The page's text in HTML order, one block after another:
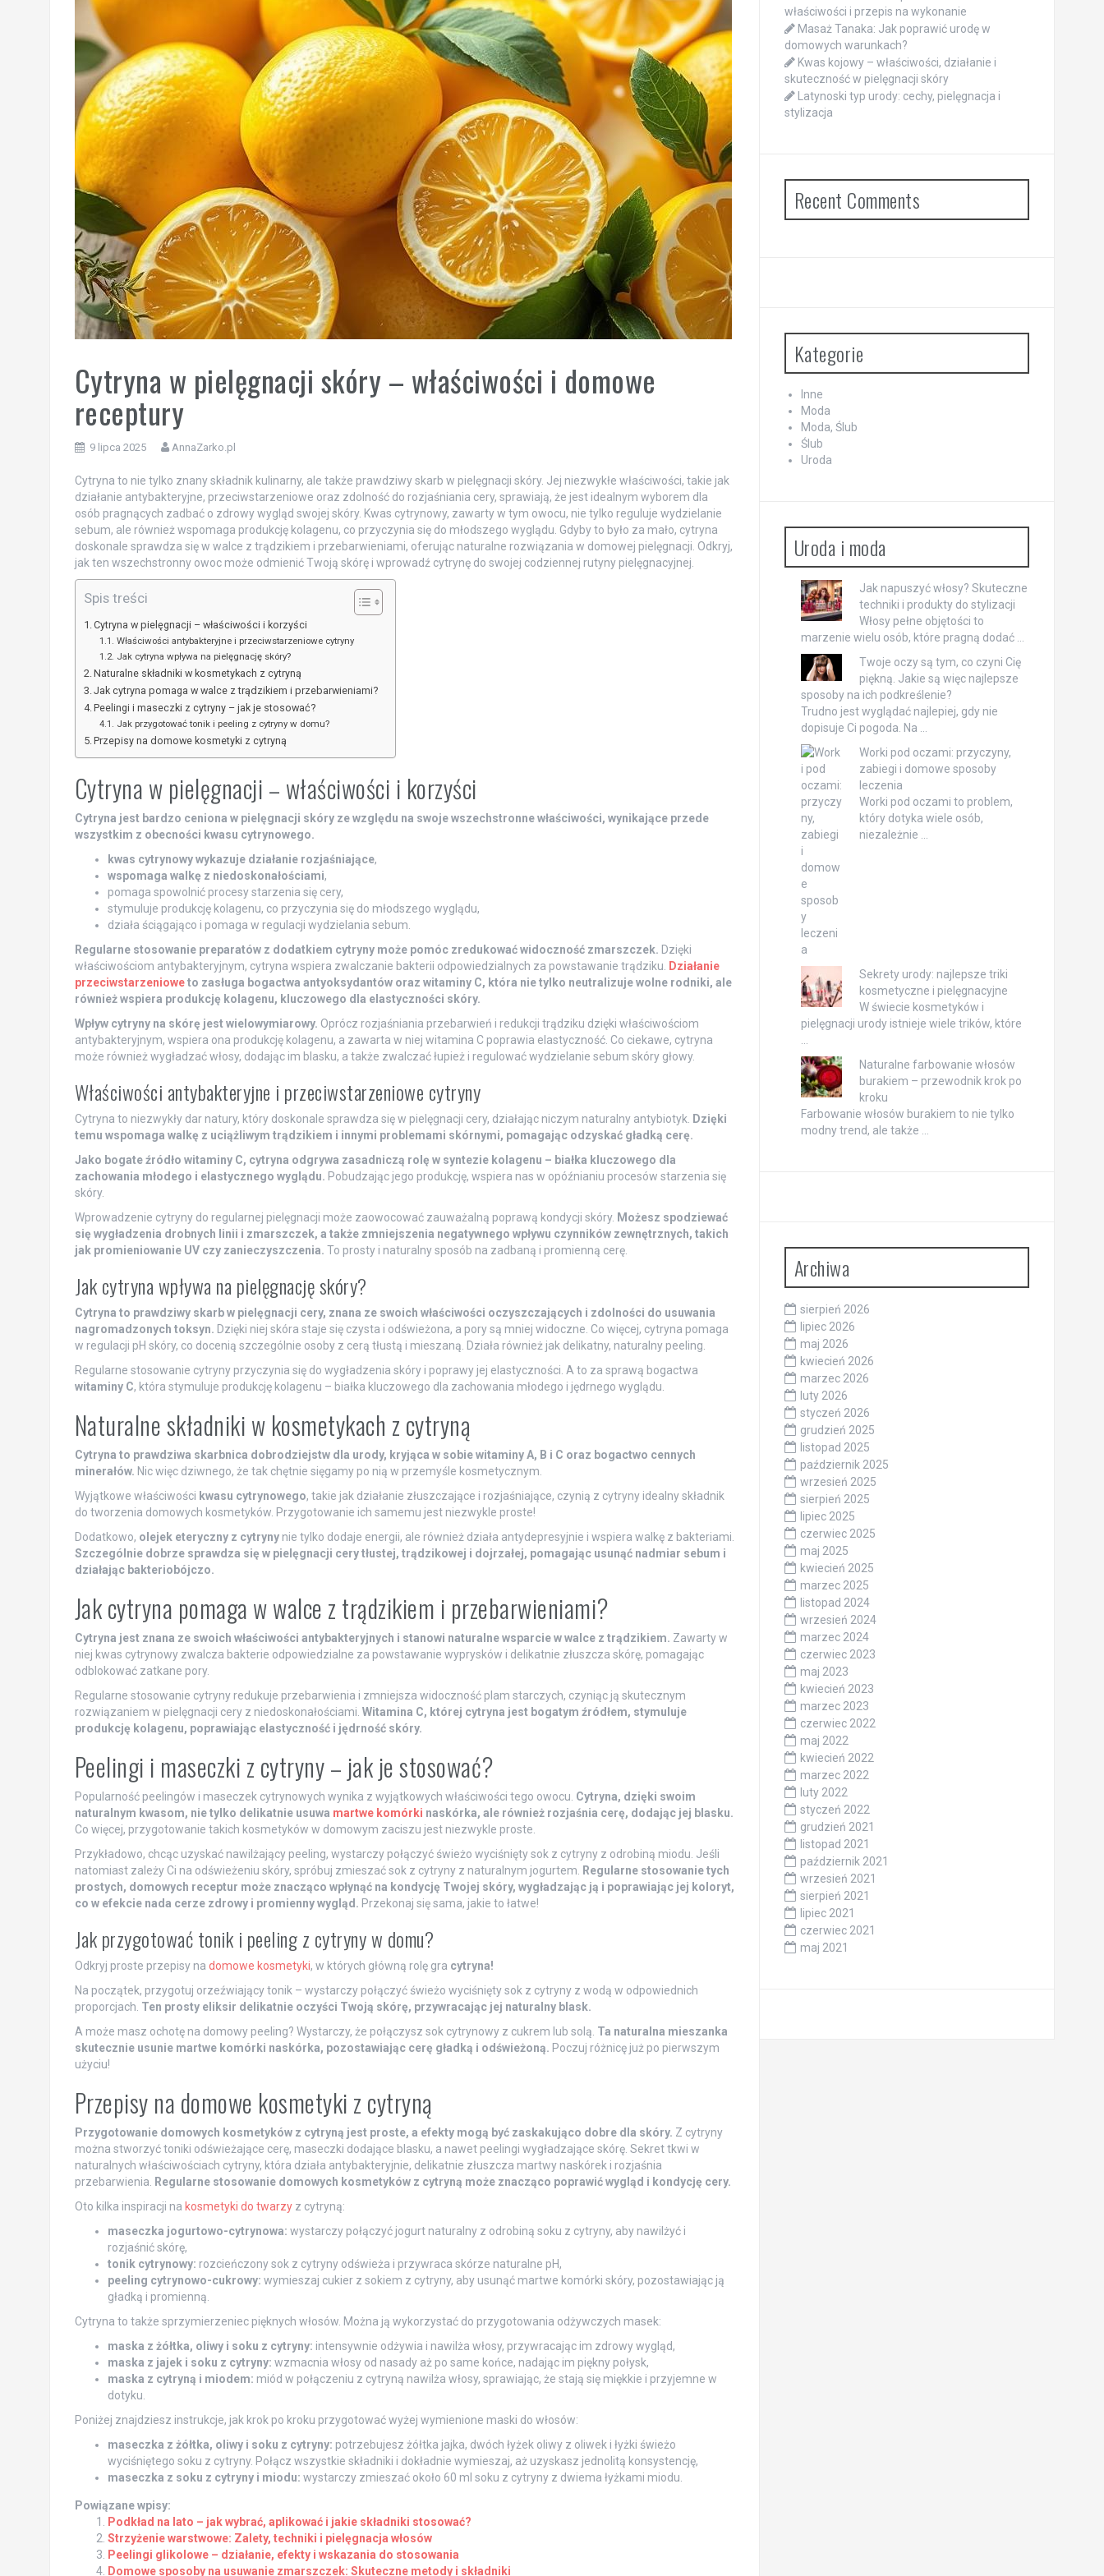
Cytryna w pielęgnacji skóry – właściwości i domowe
receptury
9 lipca 2025 AnnaZarko.pl
Cytryna to nie tylko znany składnik kulinarny, ale także prawdziwy skarb w pielęgnacji skóry. Jej niezwykłe właściwości, takie jak
działanie antybakteryjne, przeciwstarzeniowe oraz zdolność do rozjaśniania cery, sprawiają, że jest idealnym wyborem dla
osób pragnących zadbać o zdrowy wygląd swojej skóry. Kwas cytrynowy, zawarty w tym owocu, nie tylko reguluje wydzielanie
sebum, ale również wspomaga produkcję kolagenu, co przyczynia się do młodszego wyglądu. Gdyby to było za mało, cytryna
doskonale sprawdza się w walce z trądzikiem i przebarwieniami, oferując naturalne rozwiązania w domowej pielęgnacji. Odkryj,
jak ten wszechstronny owoc może odmienić Twoją skórę i wprowadź cytrynę do swojej codziennej rutyny pielęgnacyjnej.
Spis treści
Cytryna w pielęgnacji – właściwości i korzyści
Właściwości antybakteryjne i przeciwstarzeniowe cytryny
Jak cytryna wpływa na pielęgnację skóry?
Naturalne składniki w kosmetykach z cytryną
Jak cytryna pomaga w walce z trądzikiem i przebarwieniami?
Peelingi i maseczki z cytryny – jak je stosować?
Jak przygotować tonik i peeling z cytryny w domu?
Przepisy na domowe kosmetyki z cytryną
Cytryna w pielęgnacji – właściwości i korzyści
Cytryna jest bardzo ceniona w pielęgnacji skóry ze względu na swoje wszechstronne właściwości, wynikające przede
wszystkim z obecności kwasu cytrynowego.
kwas cytrynowy wykazuje działanie rozjaśniające,
wspomaga walkę z niedoskonałościami,
pomaga spowolnić procesy starzenia się cery,
stymuluje produkcję kolagenu, co przyczynia się do młodszego wyglądu,
działa ściągająco i pomaga w regulacji wydzielania sebum.
Regularne stosowanie preparatów z dodatkiem cytryny może pomóc zredukować widoczność zmarszczek. Dzięki
właściwościom antybakteryjnym, cytryna wspiera zwalczanie bakterii odpowiedzialnych za powstawanie trądziku.
Działanie
przeciwstarzenioweto zasługa bogactwa antyoksydantów oraz witaminy C, która nie tylko neutralizuje wolne rodniki, ale
również wspiera produkcję kolagenu, kluczowego dla elastyczności skóry.
Wpływ cytryny na skórę jest wielowymiarowy. Oprócz rozjaśniania przebarwień i redukcji trądziku dzięki właściwościom
antybakteryjnym, wspiera ona produkcję kolagenu, a zawarta w niej witamina C poprawia elastyczność. Co ciekawe, cytryna
może również wygładzać włosy, dodając im blasku, a także zwalczać łupież i regulować wydzielanie sebum skóry głowy.
Właściwości antybakteryjne i przeciwstarzeniowe cytryny
Cytryna to niezwykły dar natury, który doskonale sprawdza się w pielęgnacji cery, działając niczym naturalny antybiotyk.
Dzięki
temu wspomaga walkę z uciążliwym trądzikiem i innymi problemami skórnymi, pomagając odzyskać gładką cerę.
Jako bogate źródło witaminy C, cytryna odgrywa zasadniczą rolę w syntezie kolagenu – białka kluczowego dla
zachowania młodego i elastycznego wyglądu. Pobudzając jego produkcję, wspiera nas w opóźnianiu procesów starzenia się
skóry.
Wprowadzenie cytryny do regularnej pielęgnacji może zaowocować zauważalną poprawą kondycji skóry. Możesz spodziewać
się wygładzenia drobnych linii i zmarszczek, a także zmniejszenia negatywnego wpływu czynników zewnętrznych, takich
jak promieniowanie UV czy zanieczyszczenia. To prosty i naturalny sposób na zadbaną i promienną cerę.
Jak cytryna wpływa na pielęgnację skóry?
Cytryna to prawdziwy skarb w pielęgnacji cery, znana ze swoich właściwości oczyszczających i zdolności do usuwania
nagromadzonych toksyn. Dzięki niej skóra staje się czysta i odświeżona, a pory są mniej widoczne. Co więcej, cytryna pomaga
w regulacji pH skóry, co docenią szczególnie osoby z cerą tłustą i mieszaną. Działa również jak delikatny, naturalny peeling.
Regularne stosowanie cytryny przyczynia się do wygładzenia skóry i poprawy jej elastyczności. A to za sprawą bogactwa
witaminy C, która stymuluje produkcję kolagenu – białka kluczowego dla zachowania młodego i jędrnego wyglądu.
Naturalne składniki w kosmetykach z cytryną
Cytryna to prawdziwa skarbnica dobrodziejstw dla urody, kryjąca w sobie witaminy A, B i C oraz bogactwo cennych
minerałów. Nic więc dziwnego, że tak chętnie sięgamy po nią w przemyśle kosmetycznym.
Wyjątkowe właściwości kwasu cytrynowego, takie jak działanie złuszczające i rozjaśniające, czynią z cytryny idealny składnik
do tworzenia domowych kosmetyków. Przygotowanie ich samemu jest niezwykle proste!
Dodatkowo, olejek eteryczny z cytrynynie tylko dodaje energii, ale również działa antydepresyjnie i wspiera walkę z bakteriami.
Szczególnie dobrze sprawdza się w pielęgnacji cery tłustej, trądzikowej i dojrzałej, pomagając usunąć nadmiar sebum i
działając bakteriobójczo.
Jak cytryna pomaga w walce z trądzikiem i przebarwieniami?
Cytryna jest znana ze swoich właściwości antybakteryjnych i stanowi naturalne wsparcie w walce z trądzikiem. Zawarty w
niej kwas cytrynowy zwalcza bakterie odpowiedzialne za powstawanie wyprysków i delikatnie złuszcza skórę, pomagając
odblokować zatkane pory.
Regularne stosowanie cytryny redukuje przebarwienia i zmniejsza widoczność plam starczych, czyniąc ją skutecznym
rozwiązaniem w pielęgnacji cery z niedoskonałościami. Witamina C, której cytryna jest bogatym źródłem, stymuluje
produkcję kolagenu, poprawiając elastyczność i jędrność skóry.
Peelingi i maseczki z cytryny – jak je stosować?
Popularność peelingów i maseczek cytrynowych wynika z wyjątkowych właściwości tego owocu. Cytryna, dzięki swoim
naturalnym kwasom, nie tylko delikatnie usuwa martwe komórki naskórka, ale również rozjaśnia cerę, dodając jej blasku.
Co więcej, przygotowanie takich kosmetyków w domowym zaciszu jest niezwykle proste.
Przykładowo, chcąc uzyskać nawilżający peeling, wystarczy połączyć świeżo wyciśnięty sok z cytryny z odrobiną miodu. Jeśli
natomiast zależy Ci na odświeżeniu skóry, spróbuj zmieszać sok z cytryny z naturalnym jogurtem.
Regularne stosowanie tych
prostych, domowych receptur może znacząco wpłynąć na kondycję Twojej skóry, wygładzając ją i poprawiając jej koloryt,
co w efekcie nada cerze zdrowy i promienny wygląd. Przekonaj się sama, jakie to łatwe!
Jak przygotować tonik i peeling z cytryny w domu?
Odkryj proste przepisy na domowe kosmetyki, w których główną rolę gra cytryna!
Na początek, przygotuj orzeźwiający tonik – wystarczy połączyć świeżo wyciśnięty sok z cytryny z wodą w odpowiednich
proporcjach. Ten prosty eliksir delikatnie oczyści Twoją skórę, przywracając jej naturalny blask.
A może masz ochotę na domowy peeling? Wystarczy, że połączysz sok cytrynowy z cukrem lub solą. Ta naturalna mieszanka
skutecznie usunie martwe komórki naskórka, pozostawiając cerę gładką i odświeżoną. Poczuj różnicę już po pierwszym
użyciu!
Przepisy na domowe kosmetyki z cytryną
Przygotowanie domowych kosmetyków z cytryną jest proste, a efekty mogą być zaskakująco dobre dla skóry. Z cytryny
można stworzyć toniki odświeżające cerę, maseczki dodające blasku, a nawet peelingi wygładzające skórę. Sekret tkwi w
naturalnych właściwościach cytryny, która działa antybakteryjnie, delikatnie złuszcza martwy naskórek i rozjaśnia
przebarwienia.
Regularne stosowanie domowych kosmetyków z cytryną może znacząco poprawić wygląd i kondycję cery.
Oto kilka inspiracji na kosmetyki do twarzyz cytryną:
maseczka jogurtowo-cytrynowa: wystarczy połączyć jogurt naturalny z odrobiną soku z cytryny, aby nawilżyć i
rozjaśnić skórę,
tonik cytrynowy: rozcieńczony sok z cytryny odświeża i przywraca skórze naturalne pH,
peeling cytrynowo-cukrowy: wymieszaj cukier z sokiem z cytryny, aby usunąć martwe komórki skóry, pozostawiając ją
gładką i promienną.
Cytryna to także sprzymierzeniec pięknych włosów. Można ją wykorzystać do przygotowania odżywczych masek:
maska z żółtka, oliwy i soku z cytryny: intensywnie odżywia i nawilża włosy, przywracając im zdrowy wygląd,
maska z jajek i soku z cytryny: wzmacnia włosy od nasady aż po same końce, nadając im piękny połysk,
maska z cytryną i miodem: miód w połączeniu z cytryną nawilża włosy, sprawiając, że stają się miękkie i przyjemne w
dotyku.
Poniżej znajdziesz instrukcje, jak krok po kroku przygotować wyżej wymienione maski do włosów:
maseczka z żółtka, oliwy i soku z cytryny: potrzebujesz żółtka jajka, dwóch łyżek oliwy z oliwek i łyżki świeżo
wyciśniętego soku z cytryny. Połącz wszystkie składniki i dokładnie wymieszaj, aż uzyskasz jednolitą konsystencję,
maseczka z soku z cytryny i miodu: wystarczy zmieszać około 60 ml soku z cytryny z dwiema łyżkami miodu.
Powiązane wpisy:
Podkład na lato – jak wybrać, aplikować i jakie składniki stosować?
Strzyżenie warstwowe: Zalety, techniki i pielęgnacja włosów
Peelingi glikolowe – działanie, efekty i wskazania do stosowania
Domowe sposoby na usuwanie zmarszczek: Skuteczne metody i składniki
właściwości i przepis na wykonanie
Masaż Tanaka: Jak poprawić urodę w
domowych warunkach?
Kwas kojowy – właściwości, działanie i
skuteczność w pielęgnacji skóry
Latynoski typ urody: cechy, pielęgnacja i
stylizacja
Recent Comments
Kategorie
Inne
Moda
Moda, Ślub
Ślub
Uroda
Uroda i moda
Jak napuszyć włosy? Skuteczne
techniki i produkty do stylizacji
Włosy pełne objętości to
marzenie wielu osób, które pragną dodać …
Twoje oczy są tym, co czyni Cię
piękną. Jakie są więc najlepsze
sposoby na ich podkreślenie?
Trudno jest wyglądać najlepiej, gdy nie
dopisuje Ci pogoda. Na …
Worki pod oczami: przyczyny,
zabiegi i domowe sposoby
leczenia
Worki pod oczami to problem,
który dotyka wiele osób,
niezależnie …
Sekrety urody: najlepsze triki
kosmetyczne i pielęgnacyjne
W świecie kosmetyków i
pielęgnacji urody istnieje wiele trików, które
Naturalne farbowanie włosów
burakiem – przewodnik krok po
kroku
Farbowanie włosów burakiem to nie tylko
modny trend, ale także …
Archiwa
sierpień 2026
lipiec 2026
maj 2026
kwiecień 2026
marzec 2026
luty 2026
styczeń 2026
grudzień 2025
listopad 2025
październik 2025
wrzesień 2025
sierpień 2025
lipiec 2025
czerwiec 2025
maj 2025
kwiecień 2025
marzec 2025
listopad 2024
wrzesień 2024
marzec 2024
czerwiec 2023
maj 2023
kwiecień 2023
marzec 2023
czerwiec 2022
maj 2022
kwiecień 2022
marzec 2022
luty 2022
styczeń 2022
grudzień 2021
listopad 2021
październik 2021
wrzesień 2021
sierpień 2021
lipiec 2021
czerwiec 2021
maj 2021